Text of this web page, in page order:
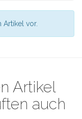
Artikel vor.
Artikel
auch